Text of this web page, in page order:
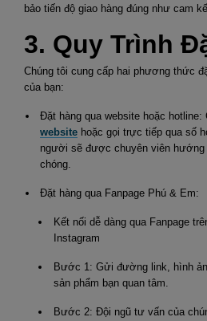
bảo tiến độ giao hàng đúng như cam
3. Quy Trình
Chúng tôi cung cấp hai phương thức
của bạn:
Đặt hàng qua website hoặc hotline:
website hoặc gọi trực tiếp qua số
người sẽ được chuyên viên hướng
chóng.
Đặt hàng qua Fanpage Phú & Em:
Kết nối dễ dàng qua Fanpage
Instagram
Bước 1: Gửi đường link, hình
sản phẩm bạn quan tâm.
Bước 2: Đội ngũ tư vấn của